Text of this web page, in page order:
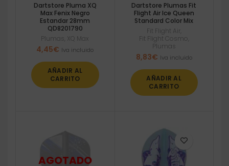
Dartstore Pluma XQ
Max Fenix Negro
Estandar 28mm
QD8201790
Plumas XQ Max
4,45€ Iva incluido
AÑADIR AL
CARRITO
Dartstore Plumas Fit
Flight Air Ice Queen
Standard Color Mix
Fit Flight Air
Fit Flight Cosmo
Plumas
8,83€ Iva incluido
AÑADIR AL
CARRITO